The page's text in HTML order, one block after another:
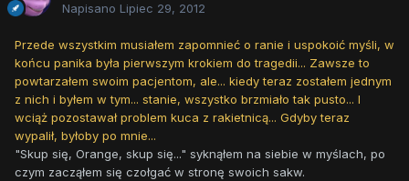
Napisano Lipiec 29, 2012
Przede wszystkim musiałem zapomnieć o ranie i uspokoić myśli, w
końcu panika była pierwszym krokiem do tragedii... Zawsze to
powtarzałem swoim pacjentom, ale... kiedy teraz zostałem jednym
z nich i byłem w tym... stanie, wszystko brzmiało tak pusto... I
wciąż pozostawał problem kuca z rakietnicą... Gdyby teraz
wypalił, byłoby po mnie...
"Skup się, Orange, skup się..." syknąłem na siebie w myślach, po
czym zacząłem się czołgać w stronę swoich sakw.